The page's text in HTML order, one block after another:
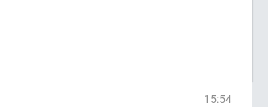
15:54